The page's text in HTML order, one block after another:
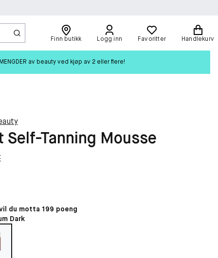
Finn butikk Logg inn Favoritter Handlekurv
av beauty ved kjøp av 2 eller flere!
Self-Tanning Mousse
Dark
du motta 199 poeng